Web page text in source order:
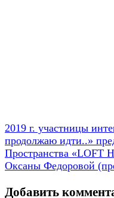
2019 г. участницы
продолжаю идти..»
Пространства «LOFT
Оксаны Федоровой
Добавить